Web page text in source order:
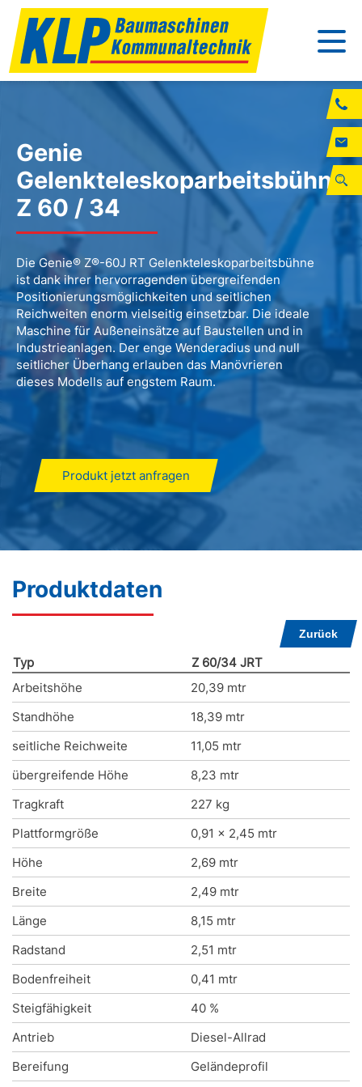
Genie
Gelenkteleskoparbeitsbühne
Z 60 / 34
Die Genie® Z®-60J RT Gelenkteleskoparbeitsbühne
ist dank ihrer hervorragenden übergreifenden
Positionierungsmöglichkeiten und seitlichen
Reichweiten enorm vielseitig einsetzbar. Die ideale
Maschine für Außeneinsätze auf Baustellen und in
Industrieanlagen. Der enge Wenderadius und null
seitlicher Überhang erlauben das Manövrieren
dieses Modells auf engstem Raum.
Produkt jetzt anfragen
Produktdaten
Zurück
Typ
Z 60/34 JRT
Arbeitshöhe
20,39 mtr
Standhöhe
18,39 mtr
seitliche Reichweite
11,05 mtr
übergreifende Höhe
8,23 mtr
Tragkraft
227 kg
Plattformgröße
0,91 x 2,45 mtr
Höhe
2,69 mtr
Breite
2,49 mtr
Länge
8,15 mtr
Radstand
2,51 mtr
Bodenfreiheit
0,41 mtr
Steigfähigkeit
40 %
Antrieb
Diesel-Allrad
Bereifung
Geländeprofil